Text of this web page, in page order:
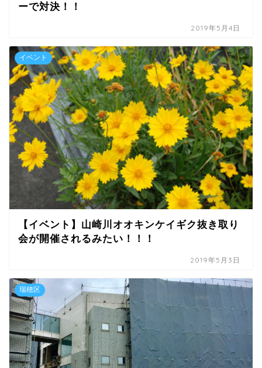
ーで対決！！
2019年5月4日
イベント
【イベント】山崎川オオキンケイギク抜き取り
会が開催されるみたい！！！
2019年5月3日
瑞穂区